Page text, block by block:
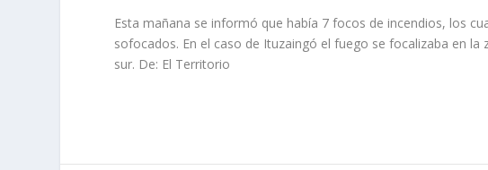
Esta mañana se informó que había 7 focos de incendios, los
sofocados. En el caso de Ituzaingó el fuego se focalizaba en
sur. De: El Territorio